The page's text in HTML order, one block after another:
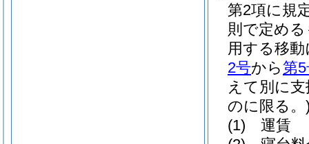
第2項に規
則で定め
用する移
2号から第
えて別に
のに限る。
(1)
運賃